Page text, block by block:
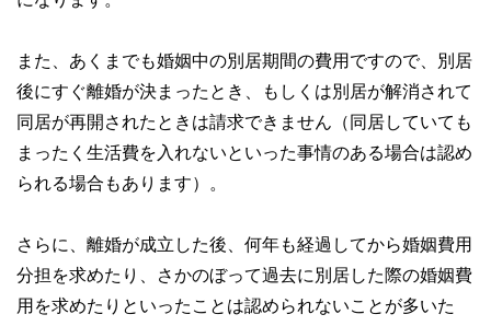
また、あくまでも婚姻中の別居期間の費用ですので、別居
後にすぐ離婚が決まったとき、もしくは別居が解消されて
同居が再開されたときは請求できません（同居していても
まったく生活費を入れないといった事情のある場合は認め
られる場合もあります）。
さらに、離婚が成立した後、何年も経過してから婚姻費用
分担を求めたり、さかのぼって過去に別居した際の婚姻費
用を求めたりといったことは認められないことが多いた